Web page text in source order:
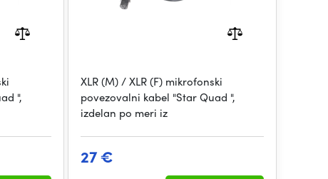
",
XLR (M) / XLR (F) mikrofonski
povezovalni kabel "Star Quad ",
izdelan po meri iz
27 €